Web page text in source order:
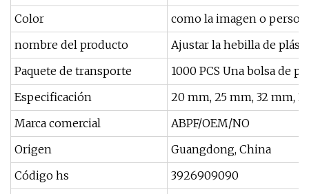
Color
como la imagen o
nombre del producto
Ajustar la hebilla de
Paquete de transporte
1000 PCS Una bolsa de
Especificación
20 mm, 25 mm, 32 mm,
Marca comercial
ABPF/OEM/NO
Origen
Guangdong, China
Código hs
3926909090